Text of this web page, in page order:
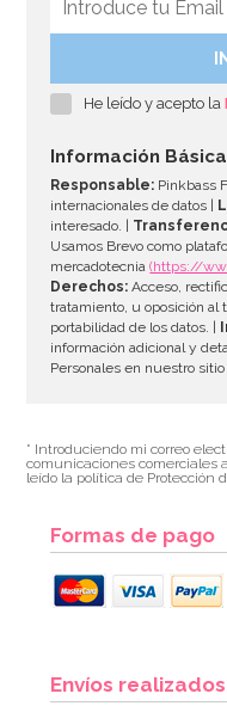
He leído y acepto la
Información
Responsable: Pinkbass
internacionales de datos |
interesado. |
Usamos Brevo como
mercadotecnia(https://
Derechos: Acceso,
tratamiento, u oposición al
portabilidad de los datos. |
información adicional y
Personales en nuestro
* Introduciendo mi correo
comunicaciones comerciales
leído la política de Protección
Formas de pago
Envíos